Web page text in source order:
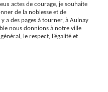
actes de courage, je souhaite
de la noblesse et de
a des pages à tourner, à Aulnay
nous donnions à notre ville
le respect, l’égalité et